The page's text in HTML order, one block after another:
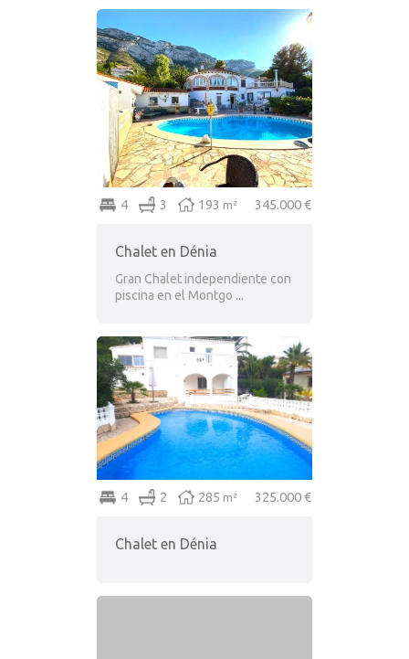
4 3 193 m² 345.000 €
Chalet en Dénia
Gran Chalet independiente con
piscina en el Montgo ...
4 2 285 m² 325.000 €
Chalet en Dénia